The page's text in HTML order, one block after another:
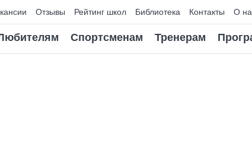
Отзывы Рейтинг школ Библиотека Контакты О
Спортсменам Тренерам